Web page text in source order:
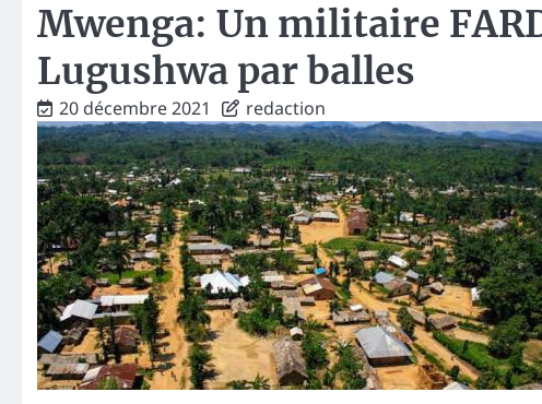
Mwenga: Un militaire
Lugushwa par balles
20 décembre 2021 redaction